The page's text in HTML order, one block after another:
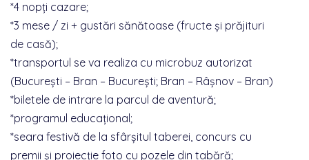
*4 nopți cazare;
*3 mese / zi + gustări sănătoase (fructe și prăjituri
de casă);
*transportul se va realiza cu microbuz autorizat
(București – Bran – București; Bran – Râșnov – Bran)
*biletele de intrare la parcul de aventură;
*programul educațional;
*seara festivă de la sfârșitul taberei, concurs cu
premii și proiecție foto cu pozele din tabără;